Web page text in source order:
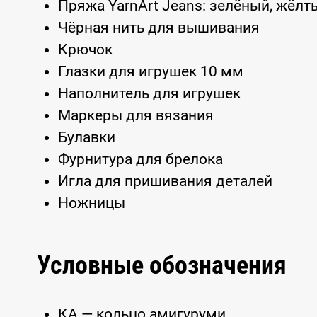
Пряжа YarnArt Jeans: зелёный,
Чёрная нить для вышивания
Крючок
Глазки для игрушек 10 мм
Наполнитель для игрушек
Маркеры для вязания
Булавки
Фурнитура для брелока
Игла для пришивания деталей
Ножницы
Условные обозначения